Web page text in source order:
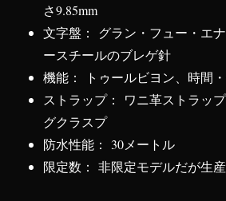
さ9.85mm
文字盤： グラン・フュー・エ
ースチールのブレゲ針
機能： トゥールビヨン、時間
ストラップ： ワニ革ストラッ
グクラスプ
防水性能： 30メートル
限定数： 非限定モデルだが生